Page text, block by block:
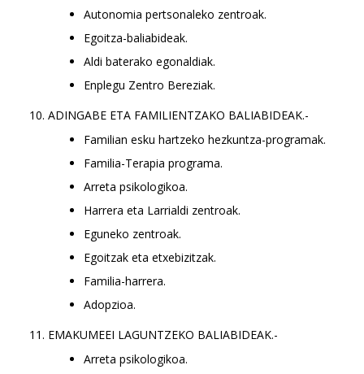
Autonomia pertsonaleko zentroak.
Egoitza-baliabideak.
Aldi baterako egonaldiak.
Enplegu Zentro Bereziak.
ADINGABE ETA FAMILIENTZAKO BALIABIDEAK.-
Familian esku hartzeko hezkuntza-programak.
Familia-Terapia programa.
Arreta psikologikoa.
Harrera eta Larrialdi zentroak.
Eguneko zentroak.
Egoitzak eta etxebizitzak.
Familia-harrera.
Adopzioa.
EMAKUMEEI LAGUNTZEKO BALIABIDEAK.-
Arreta psikologikoa.